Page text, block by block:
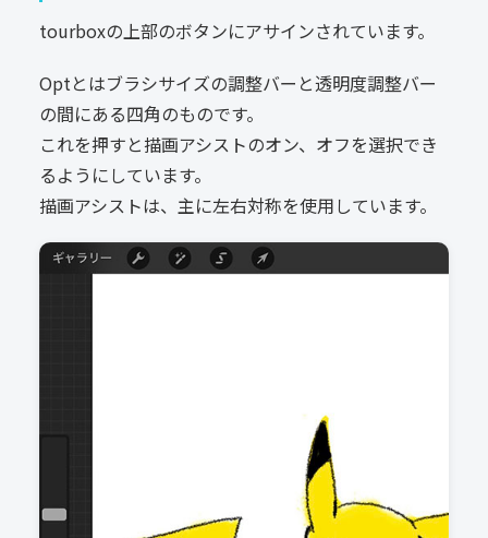
tourboxの上部のボタンにアサインされています。
Optとはブラシサイズの調整バーと透明度調整バー
の間にある四角のものです。
これを押すと描画アシストのオン、オフを選択でき
るようにしています。
描画アシストは、主に左右対称を使用しています。